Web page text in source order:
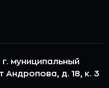
г. муниципальный
Андропова, д. 18, к. 3